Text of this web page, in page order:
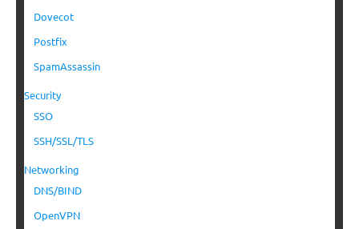
Dovecot
Postfix
SpamAssassin
Security
SSO
SSH/SSL/TLS
Networking
DNS/BIND
OpenVPN